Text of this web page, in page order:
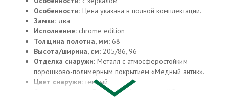
Особенности: Цена указана в полной комплектации.
Замки: два
Исполнение: chrome edition
Толщина полотна, мм: 68
Высота/ширина, см: 205/86, 96
Отделка снаружи: Металл с атмосферостойким
порошково-полимерным покрытием «Медный антик».
Цвет снаружи:темный
Панель МДФ с отделкой Эмалитом,